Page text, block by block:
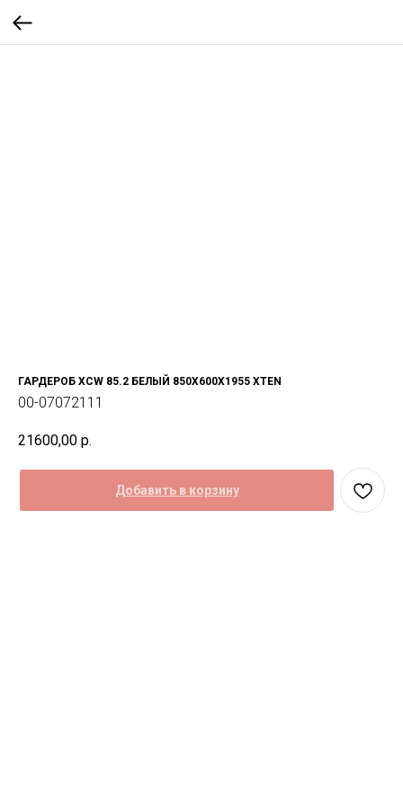
ГАРДЕРОБ XCW 85.2 БЕЛЫЙ 850Х600Х1955 XTEN
00-07072111
21600,00 р.
Добавить в корзину